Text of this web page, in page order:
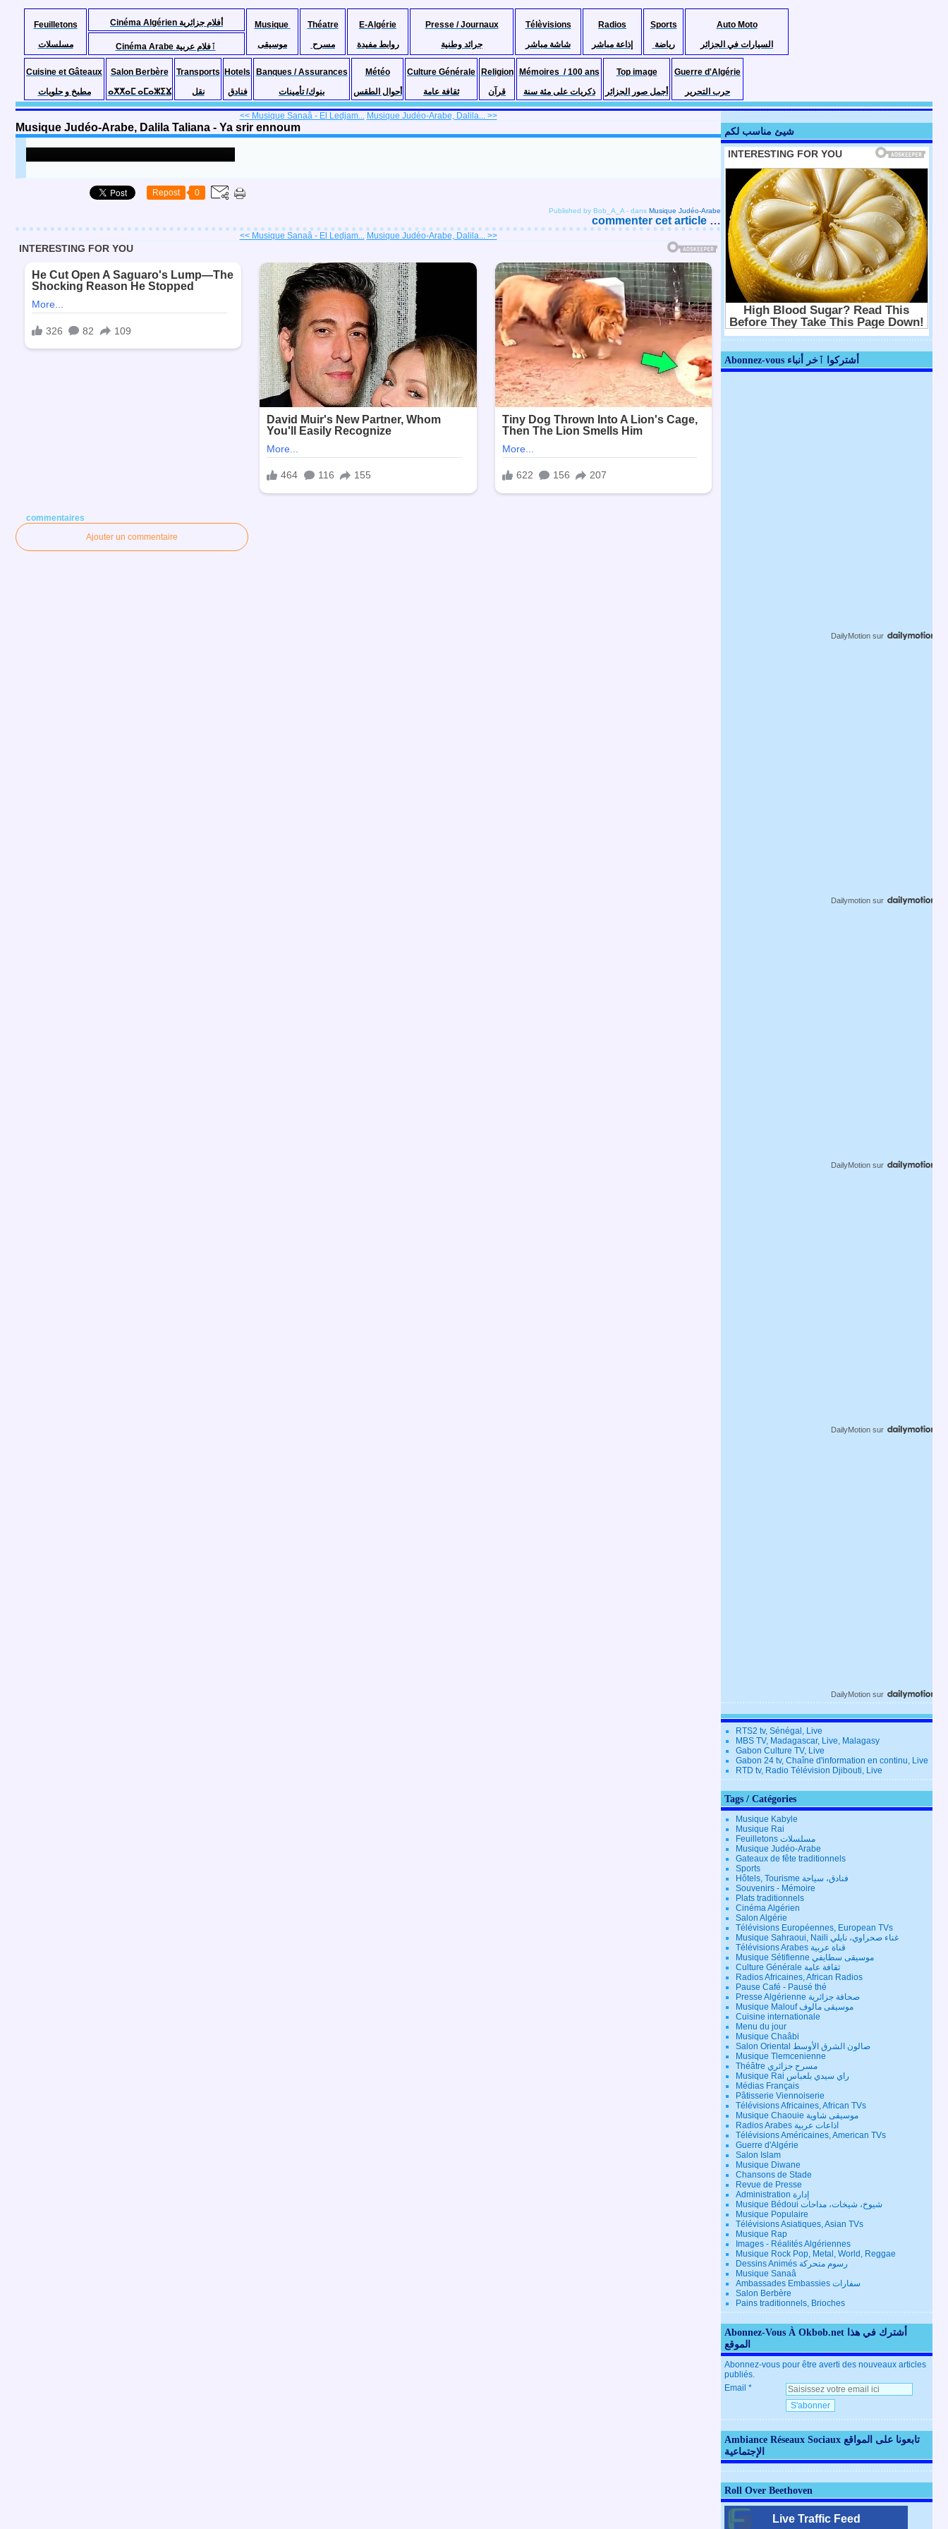
Feuilletons
مسلسلات
Cinéma Algérien أفلام جزائرية
Musique
موسيقى
Théatre
مسرح
E-Algérie
روابط مفيدة
Presse / Journaux
جرائد وطنية
Télèvisions
شاشة مباشر
Radios
إذاعة مباشر
Sports
رياضة
Auto Moto
السيارات في الجزائر
Cinéma Arabe ٱفلام عربية
Cuisine et Gâteaux
مطبخ و حلويات
Salon Berbère
ⴰⵅⵅⴰⵎ ⴰⵎⴰⵣⵉⴴ
Transports
نقل
Hotels
فنادق
Banques / Assurances
بنوك/ تأمينات
Météo
أحوال الطقس
Culture Générale
ثقافة عامة
Religion
قرآن
Mémoires / 100 ans
ذكريات على مئة سنة
Top image
أجمل صور الجزائر
Guerre d'Algérie
حرب التحرير
<< Musique Sanaâ - El Ledjam... Musique Judéo-Arabe, Dalila... >>
Musique Judéo-Arabe, Dalila Taliana - Ya srir ennoum
Repost 0
Published by Bob_A_A - dans Musique Judéo-Arabe
commenter cet article …
<< Musique Sanaâ - El Ledjam... Musique Judéo-Arabe, Dalila... >>
commentaires
Ajouter un commentaire
شيئ مناسب لكم
Abonnez-vous أشتركوا ٱخر أنباء
DailyMotion sur
Dailymotion sur
DailyMotion sur
DailyMotion sur
DailyMotion sur
RTS2 tv, Sénégal, Live
MBS TV, Madagascar, Live, Malagasy
Gabon Culture TV, Live
Gabon 24 tv, Chaîne d'information en continu, Live
RTD tv, Radio Télévision Djibouti, Live
Tags / Catégories
Musique Kabyle
Musique Rai
Feuilletons مسلسلات
Musique Judéo-Arabe
Gateaux de fête traditionnels
Sports
Hôtels, Tourisme فنادق، سياحة
Souvenirs - Mémoire
Plats traditionnels
Cinéma Algérien
Salon Algérie
Télévisions Européennes, European TVs
Musique Sahraoui, Naili غناء صحراوي، نايلي
Télévisions Arabes قناة عربية
Musique Sétifienne موسيقى سطايفي
Culture Générale ثقافة عامة
Radios Africaines, African Radios
Pause Café - Pausé thé
Presse Algérienne صحافة جزائرية
Musique Malouf موسيقى مالوف
Cuisine internationale
Menu du jour
Musique Chaâbi
Salon Oriental صالون الشرق الأوسط
Musique Tlemcenienne
Théâtre مسرح جزائري
Musique Rai راي سيدي بلعباس
Médias Français
Pâtisserie Viennoiserie
Télévisions Africaines, African TVs
Musique Chaouie موسيقى شاوية
Radios Arabes اذاعات عربية
Télévisions Américaines, American TVs
Guerre d'Algérie
Salon Islam
Musique Diwane
Chansons de Stade
Revue de Presse
Administration إدارة
Musique Bédoui شيوخ، شيخات، مداحات
Musique Populaire
Télévisions Asiatiques, Asian TVs
Musique Rap
Images - Réalités Algériennes
Musique Rock Pop, Metal, World, Reggae
Dessins Animés رسوم متحركة
Musique Sanaâ
Ambassades Embassies سفارات
Salon Berbère
Pains traditionnels, Brioches
Abonnez-Vous À Okbob.net أشترك في هذا
الموقع
Abonnez-vous pour être averti des nouveaux articles
publiés.
Email
Ambiance Réseaux Sociaux تابعونا على المواقع
الإجتماعية
Roll Over Beethoven
Live Traffic Feed